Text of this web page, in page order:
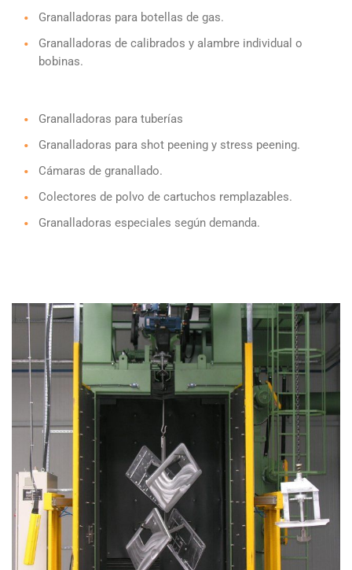
Granalladoras para botellas de gas.
Granalladoras de calibrados y alambre individual o
bobinas.
Granalladoras para tuberías
Granalladoras para shot peening y stress peening.
Cámaras de granallado.
Colectores de polvo de cartuchos remplazables.
Granalladoras especiales según demanda.